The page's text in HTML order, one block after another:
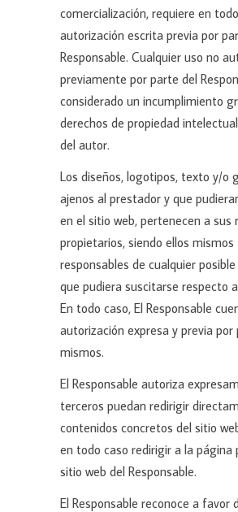
comercialización, requiere en
autorización escrita previa por
Responsable. Cualquier uso no
previamente por parte del
considerado un incumplimiento
derechos de propiedad
del autor.
Los diseños, logotipos, texto y/o
ajenos al prestador y que
en el sitio web, pertenecen a sus
propietarios, siendo ellos mismos
responsables de cualquier
que pudiera suscitarse respecto
En todo caso, El Responsable
autorización expresa y previa por
mismos.
El Responsable autoriza
terceros puedan redirigir
contenidos concretos del sitio
en todo caso redirigir a la página
sitio web del Responsable.
El Responsable reconoce a favor